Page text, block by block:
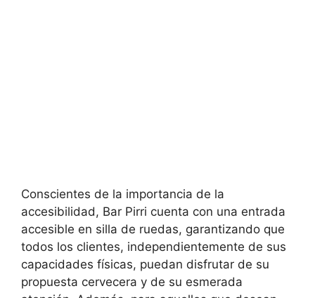
Conscientes de la importancia de la
accesibilidad, Bar Pirri cuenta con una entrada
accesible en silla de ruedas, garantizando que
todos los clientes, independientemente de sus
capacidades físicas, puedan disfrutar de su
propuesta cervecera y de su esmerada